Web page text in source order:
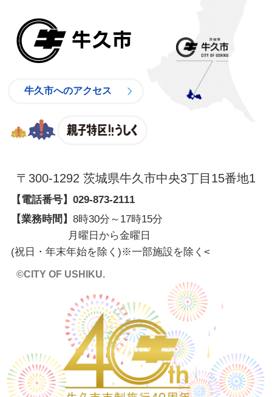
牛久市へのアクセス
〒300-1292 茨城県牛久市中央3丁目15番地1
【電話番号】 029-873-2111
【業務時間】 8時30分～17時15分
月曜日から金曜日
(祝日・年末年始を除く)※一部施設を除く <
©CITY OF USHIKU.